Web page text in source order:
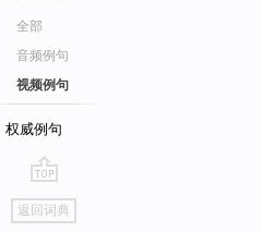
全部
音频例句
视频例句
权威例句
go
top
返回词典